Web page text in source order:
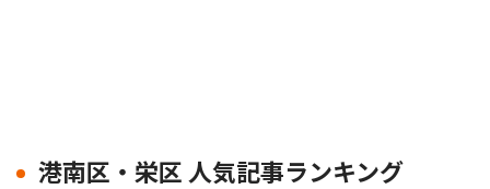
港南区・栄区 人気記事ランキング